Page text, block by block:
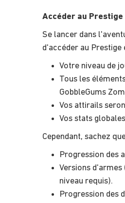
Accéder au Prestige
Se lancer dans
d'accéder au Prestige
Votre niveau de
Tous les
GobbleGums
Vos attirails
Vos stats
Cependant, sachez
Progression des
Versions
niveau requis).
Progression des